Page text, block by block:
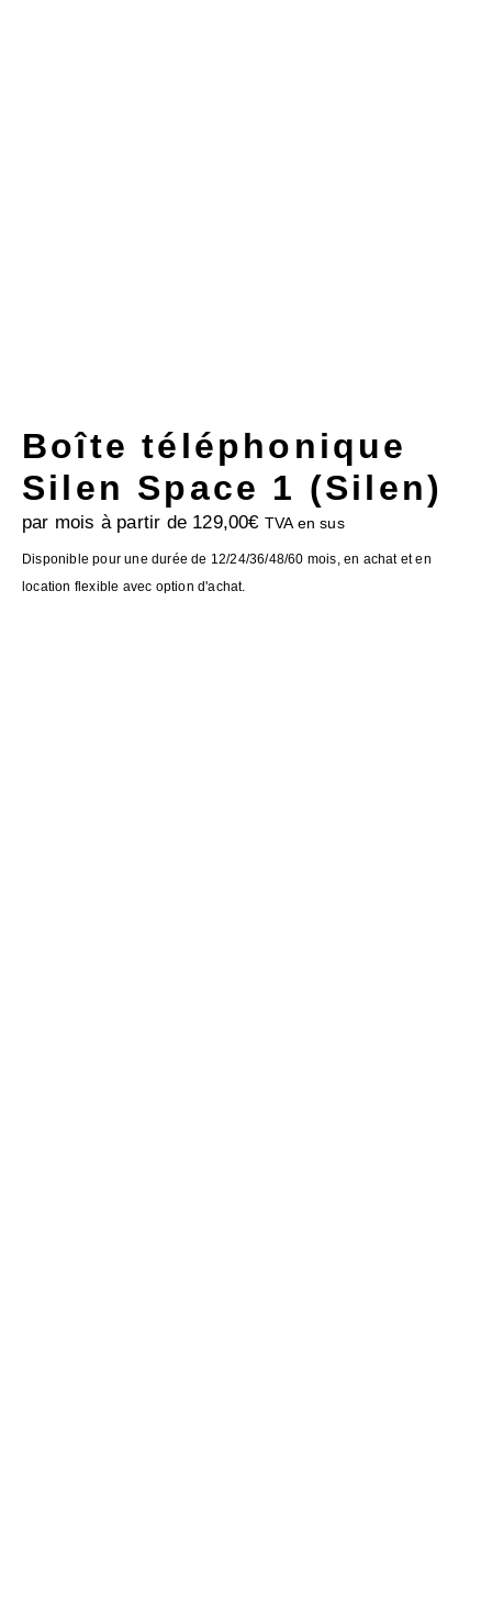
Boîte téléphonique
Silen Space 1 (Silen)
par mois à partir de 129,00€ TVA en sus
Disponible pour une durée de 12/24/36/48/60 mois, en achat et en
location flexible avec option d'achat.